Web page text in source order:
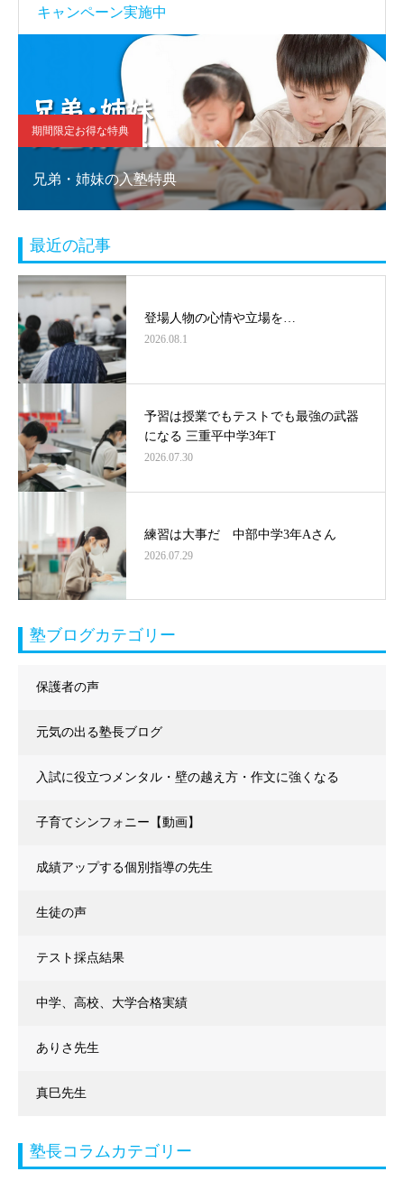
キャンペーン実施中
期間限定お得な特典
兄弟・姉妹の入塾特典
最近の記事
登場人物の心情や立場を…
2026.08.1
予習は授業でもテストでも最強の武器
になる 三重平中学3年T
2026.07.30
練習は大事だ 中部中学3年Aさん
2026.07.29
塾ブログカテゴリー
保護者の声
元気の出る塾長ブログ
入試に役立つメンタル・壁の越え方・作文に強くなる
子育てシンフォニー【動画】
成績アップする個別指導の先生
生徒の声
テスト採点結果
中学、高校、大学合格実績
ありさ先生
真巳先生
塾長コラムカテゴリー